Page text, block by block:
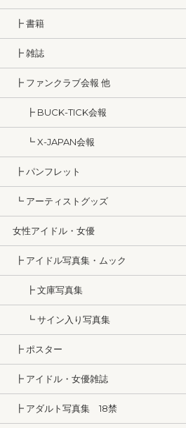
┣ 書籍
┣ 雑誌
┣ ファンクラブ会報 他
┣ BUCK-TICK会報
┗ X-JAPAN会報
┣ パンフレット
┗ アーティストグッズ
女性アイドル・女優
┣ アイドル写真集・ムック
┣ 文庫写真集
┗ サイン入り写真集
┣ ポスター
┣ アイドル・女優雑誌
┣ アダルト写真集 18禁